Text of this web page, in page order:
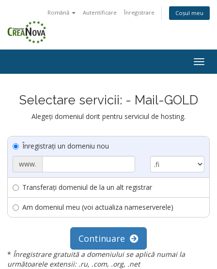
Română Autentificare Înregistrare Coșul meu
Selectare servicii: - Mail-GOLD
Alegeți domeniul dorit pentru serviciul de hosting.
Înregistrați un domeniu nou
www.
Transferați domeniul de la un alt registrar
Am domeniul meu (voi actualiza nameserverele)
Continuare
* Înregistrare gratuită a domeniului se aplică numai la
următoarele extensii: .ru, .com, .org, .net